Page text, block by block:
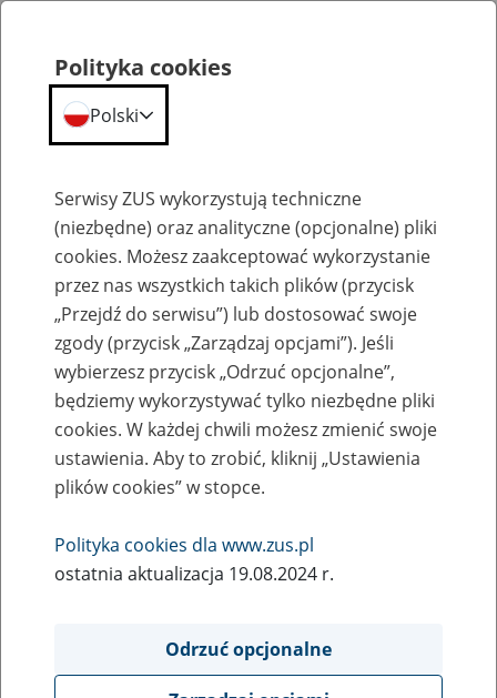
Biogramy
Dr Klaudia Rosińska
Polityka cookies
Polski
Serwisy ZUS wykorzystują techniczne
(niezbędne) oraz analityczne (opcjonalne) pliki
cookies. Możesz zaakceptować wykorzystanie
przez nas wszystkich takich plików (przycisk
„Przejdź do serwisu”) lub dostosować swoje
zgody (przycisk „Zarządzaj opcjami”). Jeśli
wybierzesz przycisk „Odrzuć opcjonalne”,
będziemy wykorzystywać tylko niezbędne pliki
cookies. W każdej chwili możesz zmienić swoje
ustawienia. Aby to zrobić, kliknij „Ustawienia
plików cookies” w stopce.
Polityka cookies dla www.zus.pl
ostatnia aktualizacja 19.08.2024 r.
Odrzuć opcjonalne